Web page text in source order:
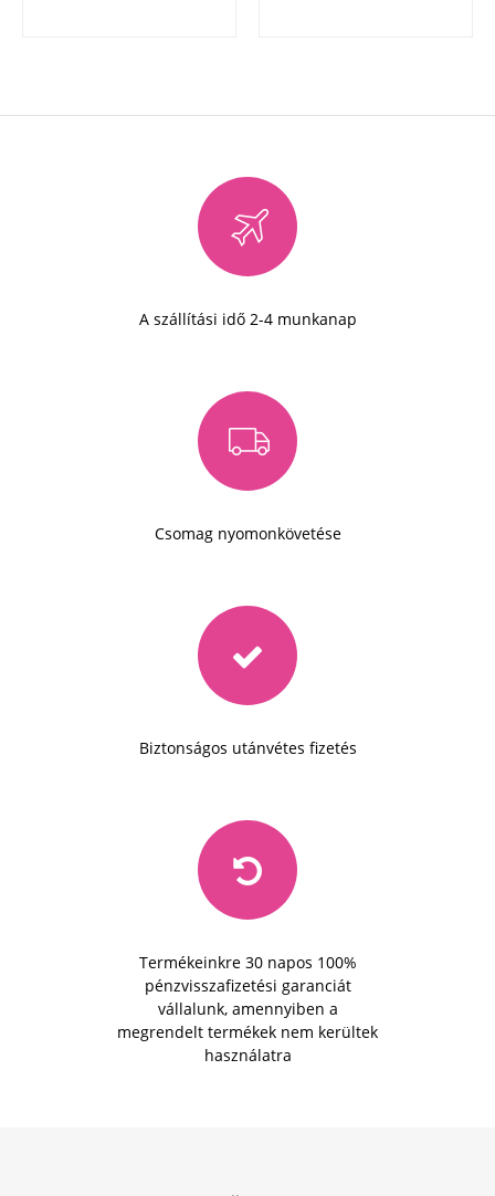
A szállítási idő 2-4 munkanap
Csomag nyomonkövetése
Biztonságos utánvétes fizetés
Termékeinkre 30 napos 100%
pénzvisszafizetési garanciát
vállalunk, amennyiben a
megrendelt termékek nem kerültek
használatra